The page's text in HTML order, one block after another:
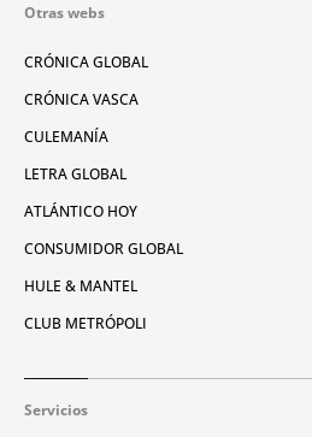
Otras webs
CRÓNICA GLOBAL
CRÓNICA VASCA
CULEMANÍA
LETRA GLOBAL
ATLÁNTICO HOY
CONSUMIDOR GLOBAL
HULE & MANTEL
CLUB METRÓPOLI
Servicios